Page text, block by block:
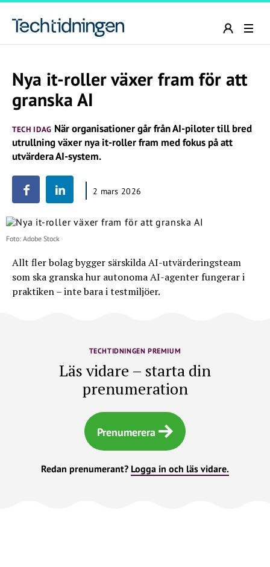
Nya it-roller växer fram för att
granska AI
TECH IDAG När organisationer går från AI-piloter till bred
utrullning växer nya it-roller fram med fokus på att
utvärdera AI-system.
2 mars 2026
Foto: Adobe Stock
Allt fler bolag bygger särskilda AI-utvärderingsteam
som ska granska hur autonoma AI-agenter fungerar i
praktiken – inte bara i testmiljöer.
TECHTIDNINGEN PREMIUM
Läs vidare – starta din
prenumeration
Prenumerera
Redan prenumerant? Logga in och läs vidare.